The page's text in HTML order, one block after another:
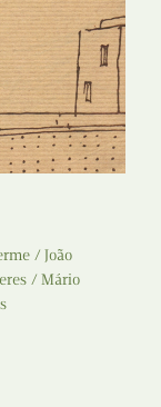
João
Mário